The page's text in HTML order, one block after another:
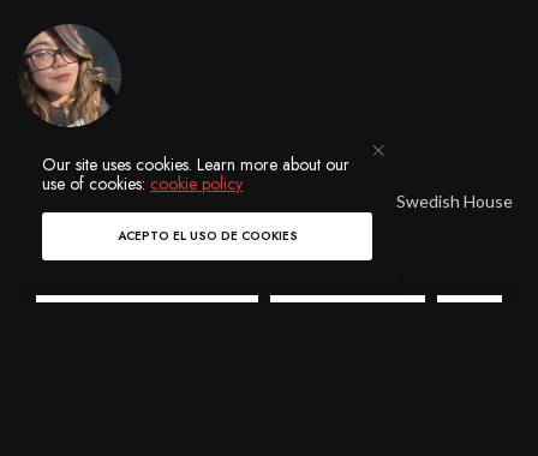
EVELIN CHÁVEZ
Fan de Armin van Buuren y Swedish House
Our site uses cookies. Learn more about our
use of cookies:cookie policy
ACEPTO EL USO DE COOKIES